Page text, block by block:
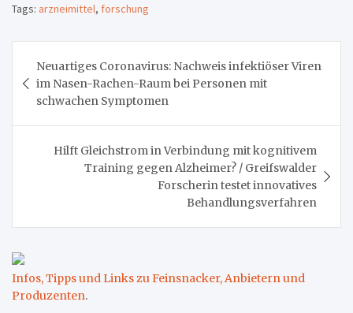
Tags: arzneimittel, forschung
Neuartiges Coronavirus: Nachweis infektiöser Viren
im Nasen-Rachen-Raum bei Personen mit
schwachen Symptomen
Hilft Gleichstrom in Verbindung mit kognitivem
Training gegen Alzheimer? / Greifswalder
Forscherin testet innovatives
Behandlungsverfahren
Infos, Tipps und Links zu Feinsnacker, Anbietern und
Produzenten.